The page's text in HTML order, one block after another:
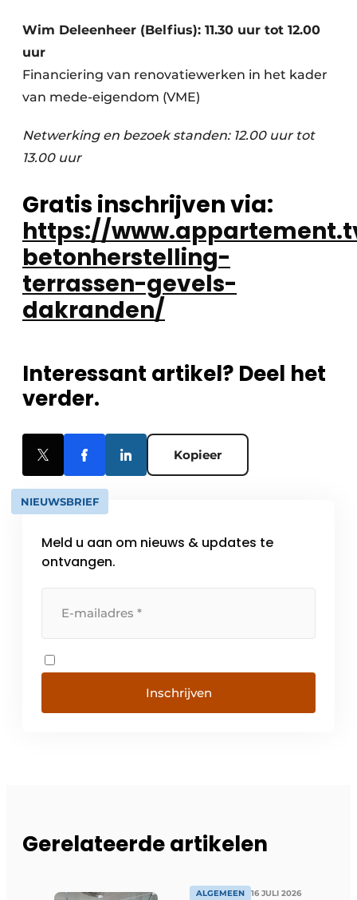
Wim Deleenheer (Belfius): 11.30 uur tot 12.00
uur
Financiering van renovatiewerken in het kader
van mede-eigendom (VME)
Netwerking en bezoek standen: 12.00 uur tot
13.00 uur
Gratis inschrijven via:
https://
betonherstelling-
terrassen-gevels-
dakranden/
Interessant artikel? Deel het
verder.
Kopieer
NIEUWSBRIEF
Meld u aan om nieuws & updates te
ontvangen.
Inschrijven
Gerelateerde artikelen
ALGEMEEN 16 JULI 2026